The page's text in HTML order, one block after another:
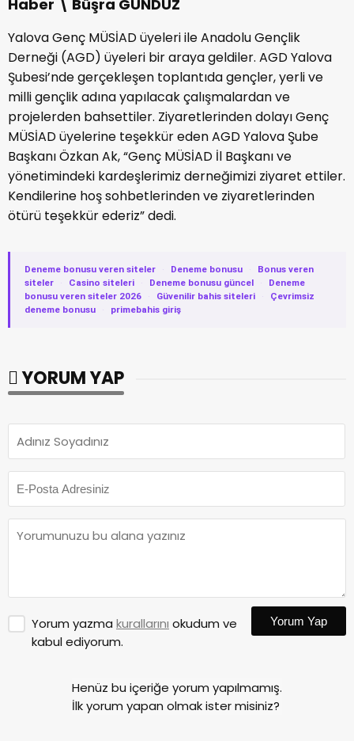
Haber \ Büşra GÜNDÜZ
Yalova Genç MÜSİAD üyeleri ile Anadolu Gençlik
Derneği (AGD) üyeleri bir araya geldiler. AGD Yalova
Şubesi’nde gerçekleşen toplantıda gençler, yerli ve
milli gençlik adına yapılacak çalışmalardan ve
projelerden bahsettiler. Ziyaretlerinden dolayı Genç
MÜSİAD üyelerine teşekkür eden AGD Yalova Şube
Başkanı Özkan Ak, “Genç MÜSİAD İl Başkanı ve
yönetimindeki kardeşlerimiz derneğimizi ziyaret ettiler.
Kendilerine hoş sohbetlerinden ve ziyaretlerinden
ötürü teşekkür ederiz” dedi.
Deneme bonusu veren siteler · Deneme bonusu ·
Bonus veren
siteler
· Casino siteleri · Deneme bonusu güncel ·
Deneme
bonusu veren siteler 2026
· Güvenilir bahis siteleri ·
Çevrimsiz
deneme bonusu
· primebahis giriş
YORUM YAP
Yorum yazma kurallarını okudum ve
kabul ediyorum.
Yorum Yap
Henüz bu içeriğe yorum yapılmamış.
İlk yorum yapan olmak ister misiniz?